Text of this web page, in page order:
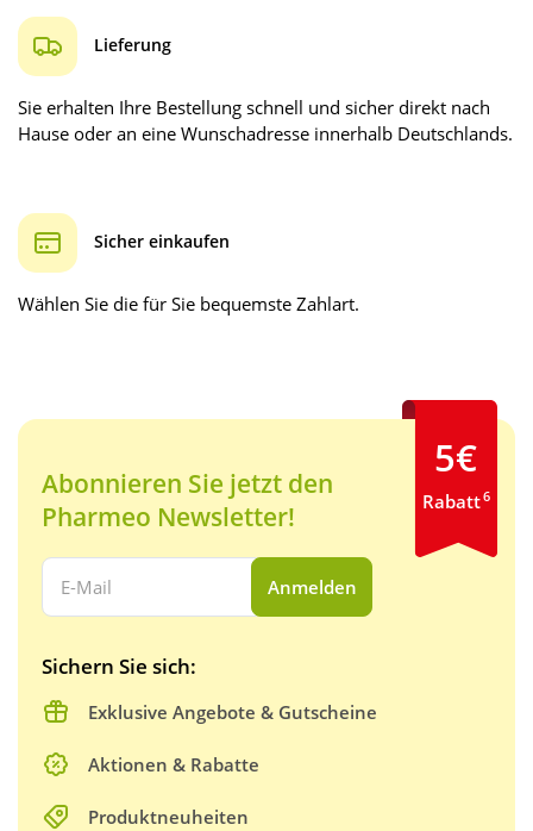
Lieferung
Sie erhalten Ihre Bestellung schnell und sicher direkt nach
Hause oder an eine Wunschadresse innerhalb Deutschlands.
Sicher einkaufen
Wählen Sie die für Sie bequemste Zahlart.
Abonnieren Sie jetzt den
Pharmeo Newsletter!
Ihre E-Mail Adresse:
Anmelden
Sichern Sie sich:
Exklusive Angebote & Gutscheine
Aktionen & Rabatte
Produktneuheiten
5€
Rabatt6